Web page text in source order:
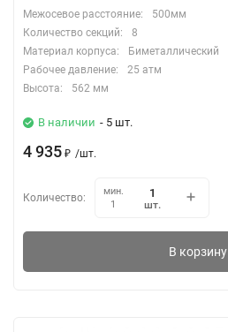
Межосевое расстояние:
500мм
Количество секций:
8
Материал корпуса:
Биметаллический
Рабочее давление:
25 атм
Высота:
562 мм
В наличии - 5 шт.
4 935 ₽ /шт.
Количество:
мин.
1
шт.
В корзину